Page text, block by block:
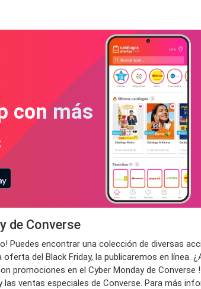
con más
de Converse
Puedes encontrar una colección de diversas
del Black Friday, la publicaremos en línea.
promociones en el Cyber Monday de
ventas especiales de Converse. Para más